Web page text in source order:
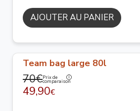
AJOUTER AU PANIER
Team bag large 80l
70€Prix de
comparaison
49,90€